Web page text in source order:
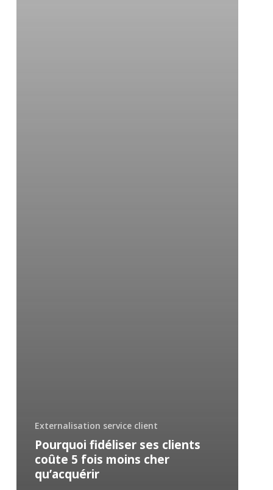
Externalisation service client
Pourquoi fidéliser ses clients
coûte 5 fois moins cher
qu’acquérir